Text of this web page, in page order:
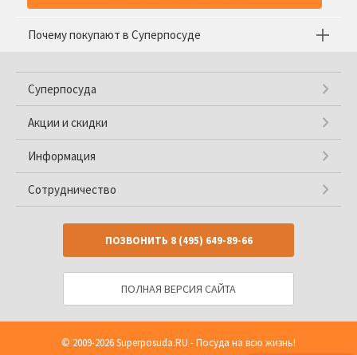
Почему покупают в Суперпосуде
Суперпосуда
Акции и скидки
Информация
Сотрудничество
ПОЗВОНИТЬ 8 (495) 649-89-66
ПОЛНАЯ ВЕРСИЯ САЙТА
© 2009-2026Superposuda.RU - Посуда на всю жизнь!